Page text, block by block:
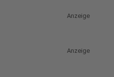
Anzeige
Anzeige